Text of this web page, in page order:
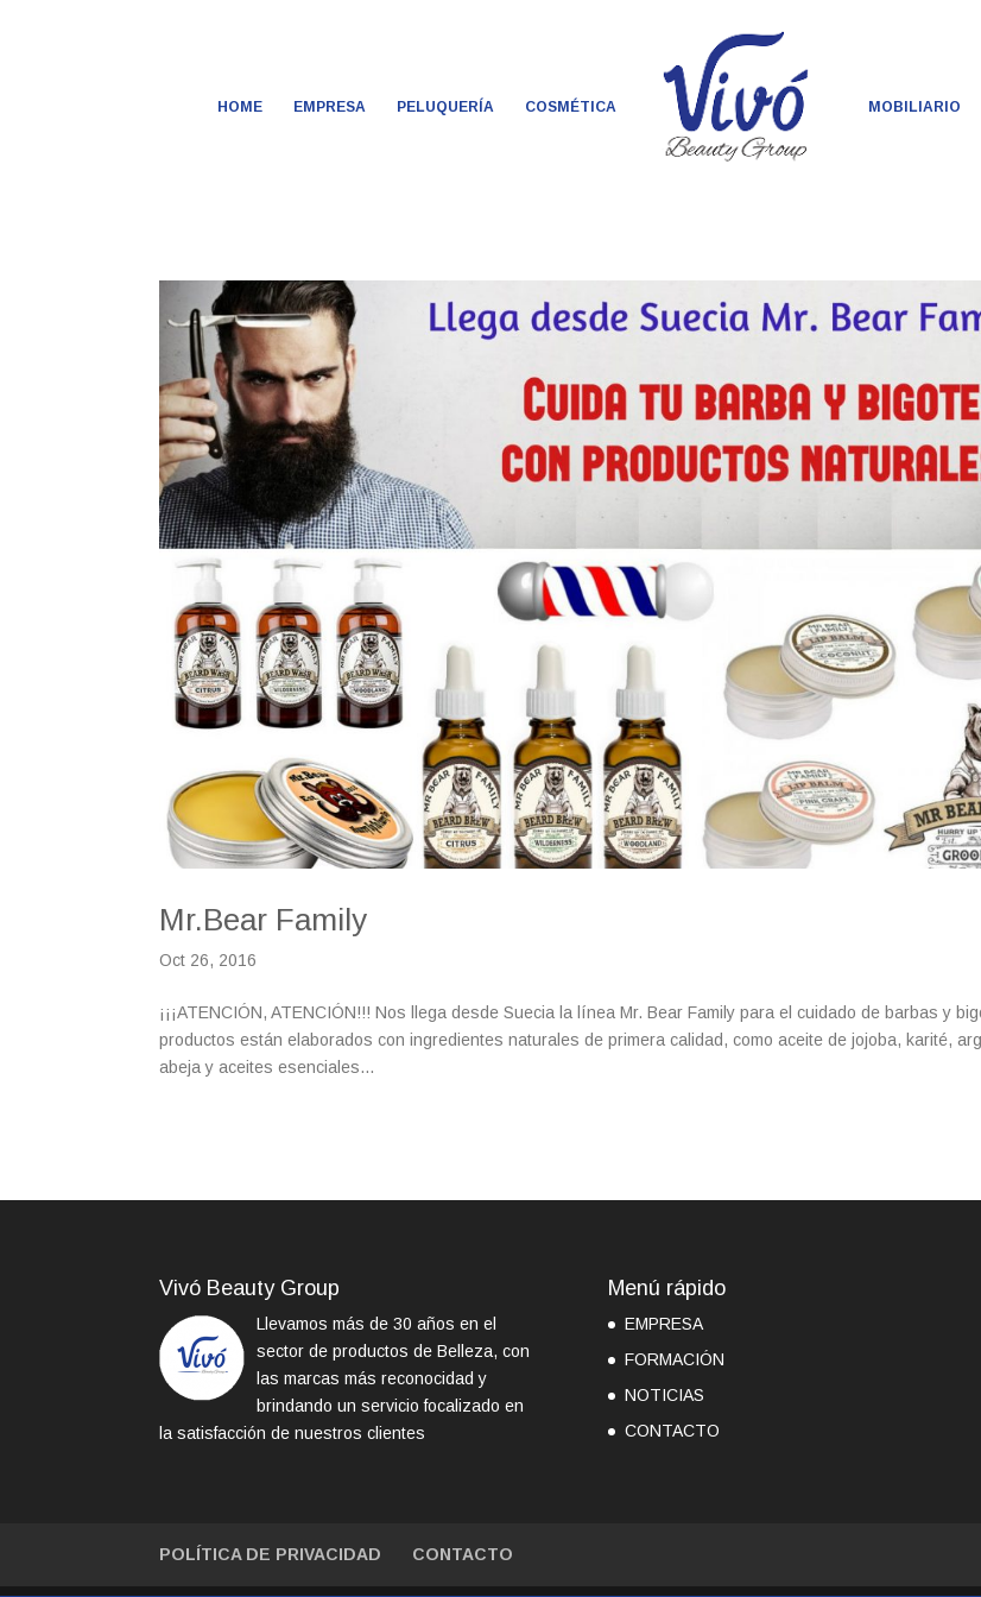
HOME EMPRESA PELUQUERÍA COSMÉTICA MOBILIARIO
Mr.Bear Family
Oct 26, 2016
¡¡¡ATENCIÓN, ATENCIÓN!!! Nos llega desde Suecia la línea Mr. Bear Family para el cuidado de barbas y
productos están elaborados con ingredientes naturales de primera calidad, como aceite de jojoba, karité,
abeja y aceites esenciales...
Vivó Beauty Group
Llevamos más de 30 años en el
sector de productos de Belleza, con
las marcas más reconocidad y
brindando un servicio focalizado en
la satisfacción de nuestros clientes
Menú rápido
EMPRESA
FORMACIÓN
NOTICIAS
CONTACTO
POLÍTICA DE PRIVACIDAD CONTACTO